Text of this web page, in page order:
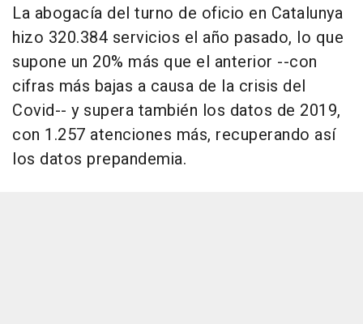
La abogacía del turno de oficio en Catalunya
hizo 320.384 servicios el año pasado, lo que
supone un 20% más que el anterior --con
cifras más bajas a causa de la crisis del
Covid-- y supera también los datos de 2019,
con 1.257 atenciones más, recuperando así
los datos prepandemia.